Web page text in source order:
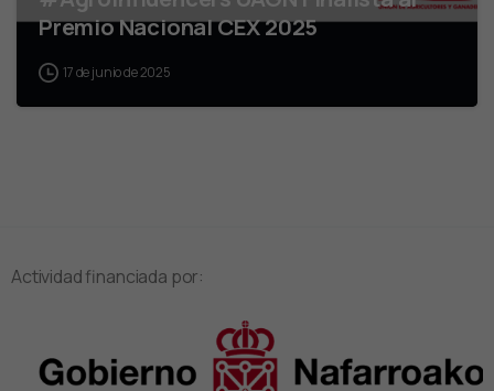
Premio Nacional CEX 2025
17 de junio de 2025
Actividad financiada por: